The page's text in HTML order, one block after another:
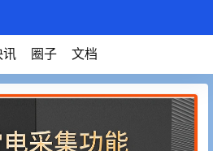
讯 圈子 文档